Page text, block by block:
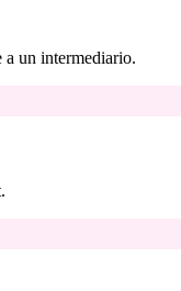
a un intermediario.